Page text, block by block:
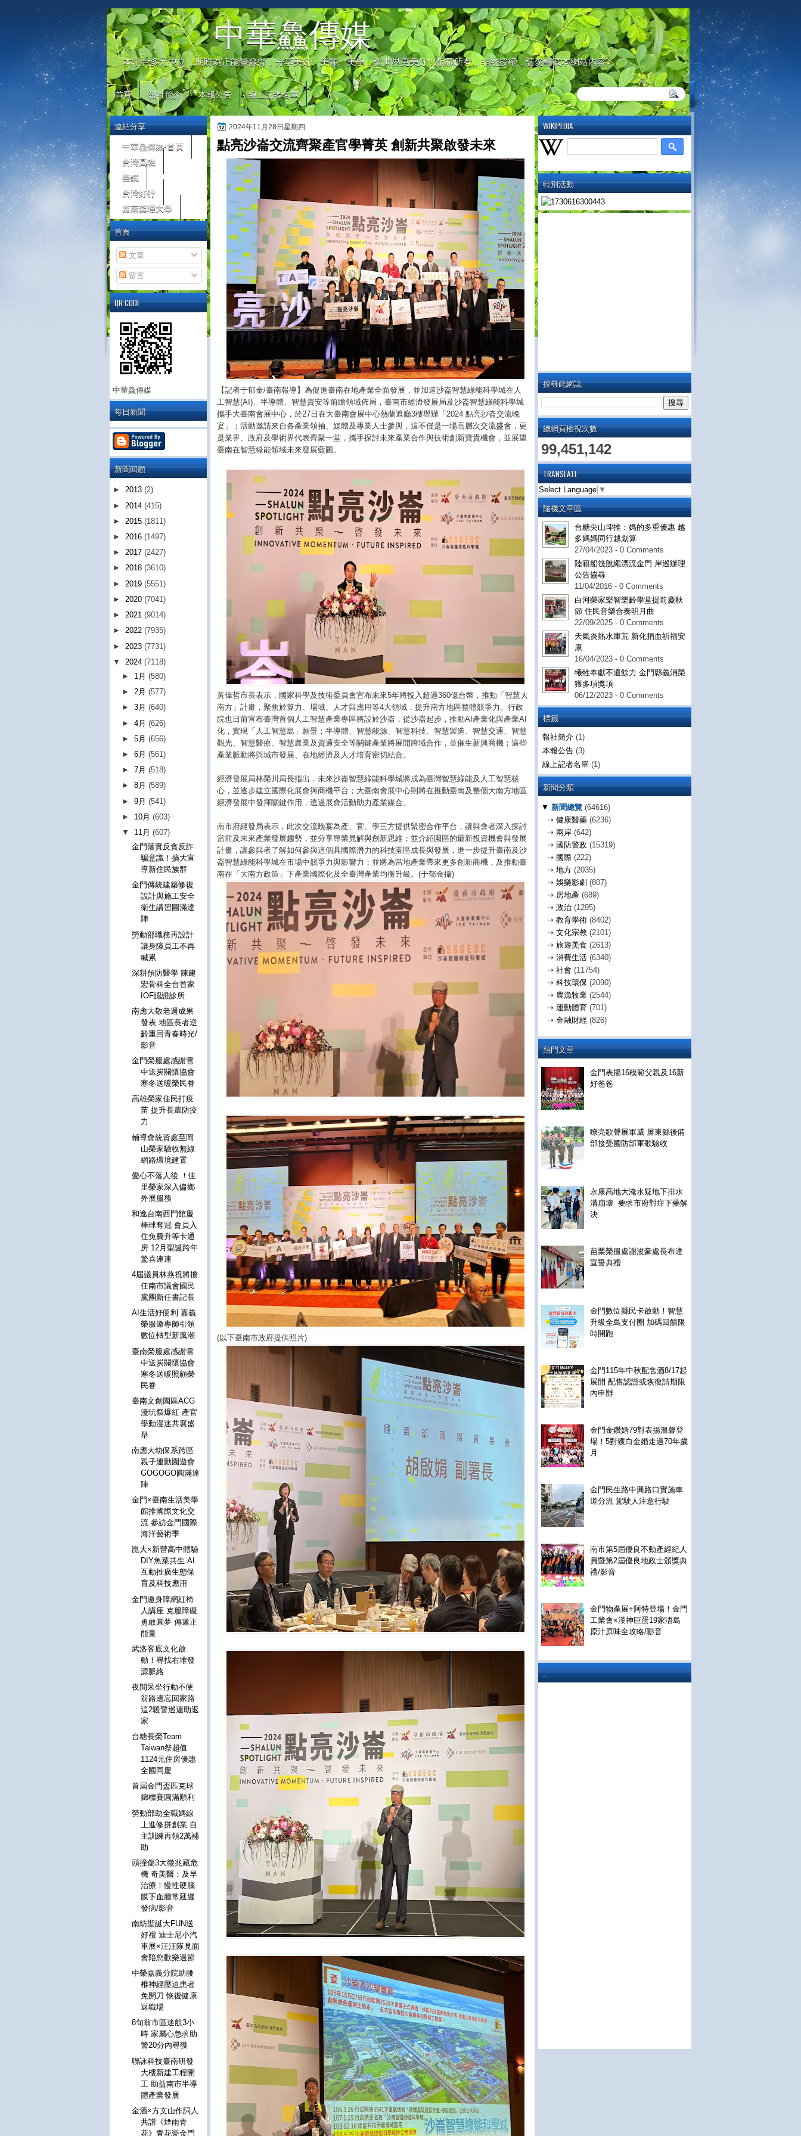
中華鱻傳媒
本平台多元中立，期盼為正能量發聲，分享美好、美麗、美學，讓世界更美好！版權所有，非經授權，請勿轉載本網站內容
首頁 報社簡介 本報公告 線上記者名單
WIKIPEDIA
特別活動
搜尋此網誌
總網頁檢視次數
99,451,142
TRANSLATE
Select Language ▼
隨機文章區
台糖尖山埤推：媽的多重優惠 越
多媽媽同行越划算
27/04/2023 - 0 Comments
陸籍船筏脫繩漂流金門 岸巡辦理
公告協尋
11/04/2016 - 0 Comments
白河榮家樂智樂齡學堂提前慶秋
節 住民音樂合奏明月曲
22/09/2025 - 0 Comments
天氣炎熱水庫荒 新化捐血祈福安
康
16/04/2023 - 0 Comments
犧牲奉獻不遺餘力 金門縣義消榮
獲多項獎項
06/12/2023 - 0 Comments
標籤
報社簡介 (1)
本報公告 (3)
線上記者名單 (1)
新聞分類
▼ 新聞總覽 (64616)
⇢ 健康醫藥 (6236)
⇢ 兩岸 (642)
⇢ 國防警政 (15319)
⇢ 國際 (222)
⇢ 地方 (2035)
⇢ 娛樂影劇 (807)
⇢ 房地產 (689)
⇢ 政治 (1295)
⇢ 教育學術 (8402)
⇢ 文化宗教 (2101)
⇢ 旅遊美食 (2613)
⇢ 消費生活 (6340)
⇢ 社會 (11754)
⇢ 科技環保 (2090)
⇢ 農漁牧業 (2544)
⇢ 運動體育 (701)
⇢ 金融財經 (826)
熱門文章
金門表揚16模範父親及16新
好爸爸
嘹亮歌聲展軍威 屏東縣後備
部接受國防部軍歌驗收
永康高地大淹水疑地下排水
溝崩壞 要求市府對症下藥解
決
苗栗榮服處謝浚豪處長布達
宣誓典禮
金門數位縣民卡啟動！智慧
升級全島支付圈 加碼回饋限
時開跑
金門115年中秋配售酒8/17起
展開 配售認證或恢復請期限
內申辦
金門金鑽婚79對表揚溫馨登
場！5對獲白金婚走過70年歲
月
金門民生路中興路口實施車
道分流 駕駛人注意行駛
南市第5屆優良不動產經紀人
員暨第2屆優良地政士頒獎典
禮/影音
金門物產展+阿特登場！金門
工業會×漢神巨蛋19家浯島
原汁原味全攻略/影音
..
2024年11月28日星期四
點亮沙崙交流齊聚產官學菁英 創新共聚啟發未來
【記者于郁金/臺南報導】為促進臺南在地產業全面發展，並加速沙崙智慧綠能科學城在人
工智慧(AI)、半導體、智慧資安等前瞻領域佈局，臺南市經濟發展局及沙崙智慧綠能科學城
攜手大臺南會展中心，於27日在大臺南會展中心熱蘭遮廳3樓舉辦「2024 點亮沙崙交流晚
宴」；活動邀請來自各產業領袖、媒體及專業人士參與，這不僅是一場高層次交流盛會，更
是業界、政府及學術界代表齊聚一堂，攜手探討未來產業合作與技術創新寶貴機會，並展望
臺南在智慧綠能領域未來發展藍圖。
黃偉哲市長表示，國家科學及技術委員會宣布未來5年將投入超過360億台幣，推動「智慧大
南方」計畫，聚焦於算力、場域、人才與應用等4大領域，提升南方地區整體競爭力。行政
院也日前宣布臺灣首個人工智慧產業專區將設於沙崙，從沙崙起步，推動AI產業化與產業AI
化，實現「人工智慧島」願景；半導體、智慧能源、智慧科技、智慧製造、智慧交通、智慧
觀光、智慧醫療、智慧農業及資通安全等關鍵產業將展開跨域合作，並催生新興商機；這些
產業脈動將與城市發展、在地經濟及人才培育密切結合。
經濟發展局林榮川局長指出，未來沙崙智慧綠能科學城將成為臺灣智慧綠能及人工智慧核
心，並逐步建立國際化展會與商機平台；大臺南會展中心則將在推動臺南及整個大南方地區
經濟發展中發揮關鍵作用，透過展會活動助力產業媒合。
南市府經發局表示，此次交流晚宴為產、官、學三方提供緊密合作平台，讓與會者深入探討
當前及未來產業發展趨勢，並分享專業見解與創新思維；並介紹園區的最新投資機會與發展
計畫，讓參與者了解如何參與這個具國際潛力的科技園區成長與發展，進一步提升臺南及沙
崙智慧綠能科學城在市場中競爭力與影響力；並將為當地產業帶來更多創新商機，及推動臺
南在「大南方政策」下產業國際化及全臺灣產業均衡升級。(于郁金攝)
(以下臺南市政府提供照片)
連結分享
中華鱻傳媒-首頁
台灣高鐵
臺鐵
台灣好行
嘉南藥理大學
首頁
文章
留言
QR CODE
中華鱻傳媒
每日新聞
新聞回顧
► 2013 (2)
► 2014 (415)
► 2015 (1811)
► 2016 (1497)
► 2017 (2427)
► 2018 (3610)
► 2019 (5551)
► 2020 (7041)
► 2021 (9014)
► 2022 (7935)
► 2023 (7731)
▼ 2024 (7118)
► 1月(580)
►2月(577)
►3月(640)
►4月(626)
►5月(656)
►6月(561)
►7月(518)
►8月(589)
►9月(541)
► 10月(603)
▼ 11月(607)
金門落實反貪反詐
騙意識！擴大宣
導新住民族群
金門傳統建築修復
設計與施工安全
衛生講習圓滿達
陣
勞動部職務再設計
讓身障員工不再
喊累
深耕預防醫學 陳建
宏骨科全台首家
IOF認證診所
南應大敬老週成果
發表 地區長者逆
齡重回青春時光/
影音
金門榮服處感謝雪
中送炭關懷協會
寒冬送暖榮民眷
高雄榮家住民打疫
苗 提升長輩防疫
力
輔導會統資處至岡
山榮家驗收無線
網路環境建置
愛心不落人後 ！佳
里榮家深入偏鄉
外展服務
和逸台南西門館慶
棒球奪冠 會員入
住免費升等卡通
房 12月聖誕跨年
驚喜連連
4屆議員林燕祝將擔
任南市議會國民
黨團新任書記長
AI生活好便利 嘉義
榮服邀專師引領
數位轉型新風潮
臺南榮服處感謝雪
中送炭關懷協會
寒冬送暖照顧榮
民眷
臺南文創園區ACG
漫玩祭爆紅 產官
學動漫迷共襄盛
舉
南應大幼保系跨區
親子運動園遊會
GOGOGO圓滿達
陣
金門×臺南生活美學
館推國際文化交
流 參訪金門國際
海洋藝術季
崑大×新營高中體驗
DIY魚菜共生 AI
互動推廣生態保
育及科技應用
金門邀身障網紅椅
人講座 克服障礙
勇敢圓夢 傳遞正
能量
武洛客底文化啟
動！尋找右堆發
源脈絡
夜間呆坐行動不便
翁路邊忘回家路
這2暖警巡邏助返
家
台糖長榮Team
Taiwan祭超值
1124元住房優惠
全國同慶
首屆金門盃匹克球
錦標賽圓滿順利
勞動部助全職媽線
上進修拼創業 自
主訓練再領2萬補
助
頭撞傷3大徵兆藏危
機 奇美醫：及早
治療！慢性硬腦
膜下血腫常延遲
發病/影音
南紡聖誕大FUN送
好禮 迪士尼小汽
車展×汪汪隊見面
會陪您歡樂過節
中榮嘉義分院助腰
椎神經壓迫患者
免開刀 恢復健康
返職場
8旬翁市區迷航3小
時 家屬心急求助
警20分內尋獲
聯詠科技臺南研發
大樓新建工程開
工 助益南市半導
體產業發展
金酒×方文山作詞人
共譜《煙雨青
花》青花瓷金門